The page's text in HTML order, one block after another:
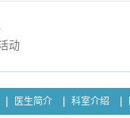
动
医生简介 科室介绍